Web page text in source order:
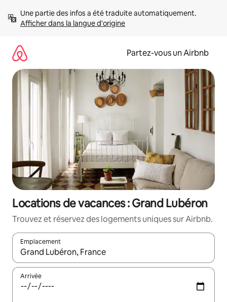
directement
Afficher dans la langue d'origine
Partez-vous un Airbnb
Locations de vacances : Grand Lubéron
Trouvez et réservez des logements uniques sur Airbnb.
Emplacement
Quand les résultats sont affichés, parcourez-les en utilisant
Arrivée